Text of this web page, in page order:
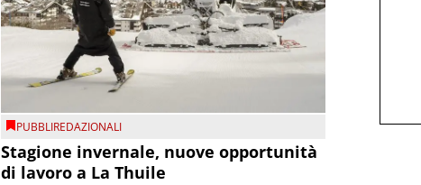
PUBBLIREDAZIONALI
Stagione invernale, nuove opportunità
di lavoro a La Thuile